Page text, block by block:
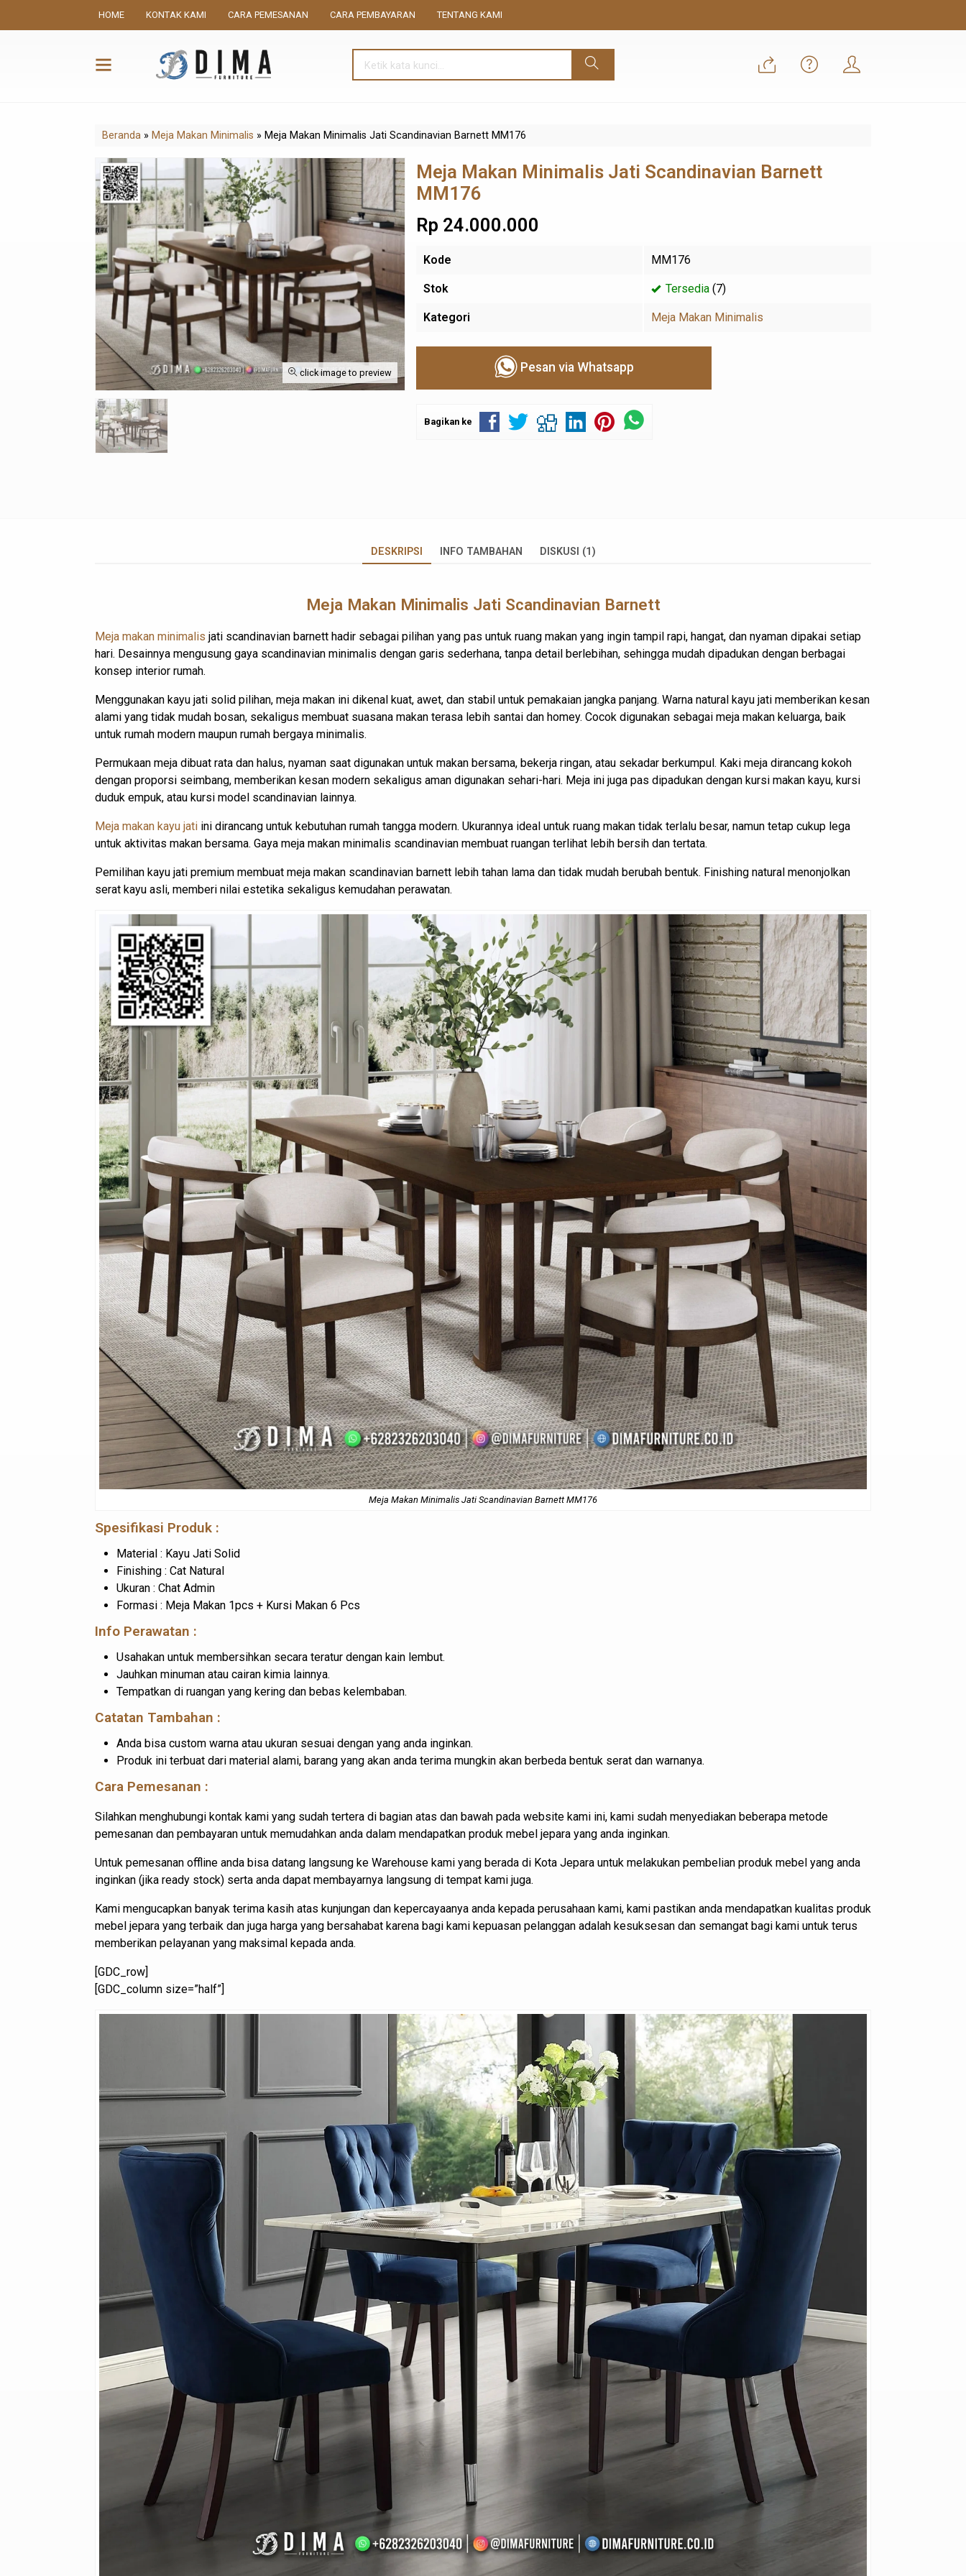
HOME KONTAK KAMI CARA PEMESANAN CARA PEMBAYARAN TENTANG KAMI
Beranda » Meja Makan Minimalis » Meja Makan Minimalis Jati Scandinavian Barnett MM176
click image to preview
Meja Makan Minimalis Jati Scandinavian Barnett
MM176
Rp 24.000.000
Kode MM176
Stok Tersedia (7)
Kategori Meja Makan Minimalis
Pesan via Whatsapp
Bagikan ke
DESKRIPSI INFO TAMBAHAN DISKUSI (1)
Meja Makan Minimalis Jati Scandinavian Barnett
Meja makan minimalis jati scandinavian barnett hadir sebagai pilihan yang pas untuk ruang makan yang ingin tampil rapi, hangat, dan nyaman dipakai setiap
hari. Desainnya mengusung gaya scandinavian minimalis dengan garis sederhana, tanpa detail berlebihan, sehingga mudah dipadukan dengan berbagai
konsep interior rumah.
Menggunakan kayu jati solid pilihan, meja makan ini dikenal kuat, awet, dan stabil untuk pemakaian jangka panjang. Warna natural kayu jati memberikan kesan
alami yang tidak mudah bosan, sekaligus membuat suasana makan terasa lebih santai dan homey. Cocok digunakan sebagai meja makan keluarga, baik
untuk rumah modern maupun rumah bergaya minimalis.
Permukaan meja dibuat rata dan halus, nyaman saat digunakan untuk makan bersama, bekerja ringan, atau sekadar berkumpul. Kaki meja dirancang kokoh
dengan proporsi seimbang, memberikan kesan modern sekaligus aman digunakan sehari-hari. Meja ini juga pas dipadukan dengan kursi makan kayu, kursi
duduk empuk, atau kursi model scandinavian lainnya.
Meja makan kayu jati ini dirancang untuk kebutuhan rumah tangga modern. Ukurannya ideal untuk ruang makan tidak terlalu besar, namun tetap cukup lega
untuk aktivitas makan bersama. Gaya meja makan minimalis scandinavian membuat ruangan terlihat lebih bersih dan tertata.
Pemilihan kayu jati premium membuat meja makan scandinavian barnett lebih tahan lama dan tidak mudah berubah bentuk. Finishing natural menonjolkan
serat kayu asli, memberi nilai estetika sekaligus kemudahan perawatan.
Meja Makan Minimalis Jati Scandinavian Barnett MM176
Spesifikasi Produk :
Material : Kayu Jati Solid
Finishing : Cat Natural
Ukuran : Chat Admin
Formasi : Meja Makan 1pcs + Kursi Makan 6 Pcs
Info Perawatan :
Usahakan untuk membersihkan secara teratur dengan kain lembut.
Jauhkan minuman atau cairan kimia lainnya.
Tempatkan di ruangan yang kering dan bebas kelembaban.
Catatan Tambahan :
Anda bisa custom warna atau ukuran sesuai dengan yang anda inginkan.
Produk ini terbuat dari material alami, barang yang akan anda terima mungkin akan berbeda bentuk serat dan warnanya.
Cara Pemesanan :
Silahkan menghubungi kontak kami yang sudah tertera di bagian atas dan bawah pada website kami ini, kami sudah menyediakan beberapa metode
pemesanan dan pembayaran untuk memudahkan anda dalam mendapatkan produk mebel jepara yang anda inginkan.
Untuk pemesanan offline anda bisa datang langsung ke Warehouse kami yang berada di Kota Jepara untuk melakukan pembelian produk mebel yang anda
inginkan (jika ready stock) serta anda dapat membayarnya langsung di tempat kami juga.
Kami mengucapkan banyak terima kasih atas kunjungan dan kepercayaanya anda kepada perusahaan kami, kami pastikan anda mendapatkan kualitas produk
mebel jepara yang terbaik dan juga harga yang bersahabat karena bagi kami kepuasan pelanggan adalah kesuksesan dan semangat bagi kami untuk terus
memberikan pelayanan yang maksimal kepada anda.
[GDC_row]
[GDC_column size=”half”]